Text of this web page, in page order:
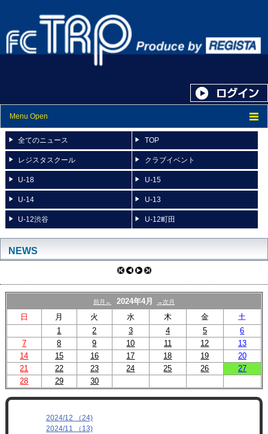
Menu Open
トップ
ニュース
スケジュール
スタッフ紹介
プロフィール
リンク
全てのニュース TOP
レジスタスクール クラブイベント
U-18 U-15
U-14 U-13
U-12渋谷 U-12町田
NEWS
前月← 2024年4月 →次月
日 月 火 水 木 金
土
1
2 3 4 5
6
7
8 9 10 11 12
13
14
15 16 17 18 19
20
21
22 23 24 25 26
27
28
29 30
2024/12 （24)
2024/11 （13)